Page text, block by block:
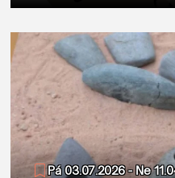
Pá 03.07.2026 - Ne